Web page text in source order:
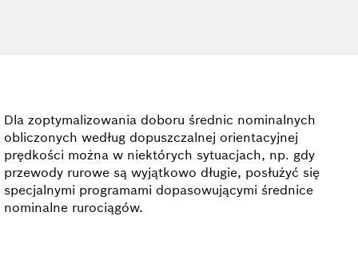
Dla zoptymalizowania doboru średnic nominalnych
obliczonych według dopuszczalnej orientacyjnej
prędkości można w niektórych sytuacjach, np. gdy
przewody rurowe są wyjątkowo długie, posłużyć się
specjalnymi programami dopasowującymi średnice
nominalne rurociągów.